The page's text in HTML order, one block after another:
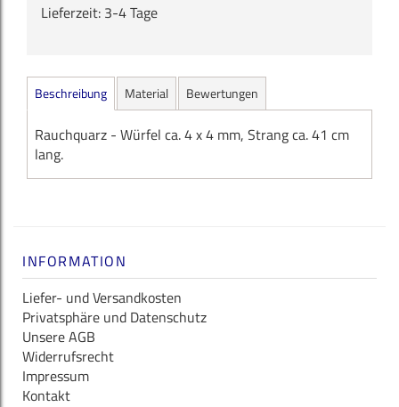
Lieferzeit: 3-4 Tage
Beschreibung Material Bewertungen
Rauchquarz - Würfel ca. 4 x 4 mm, Strang ca. 41 cm
lang.
INFORMATION
Liefer- und Versandkosten
Privatsphäre und Datenschutz
Unsere AGB
Widerrufsrecht
Impressum
Kontakt